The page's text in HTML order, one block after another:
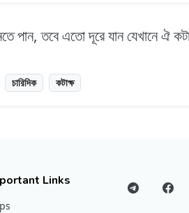
পান, তবে এতো দূরে যান যেখানে ঐ
চারিদিক কটাক্ষ
Links